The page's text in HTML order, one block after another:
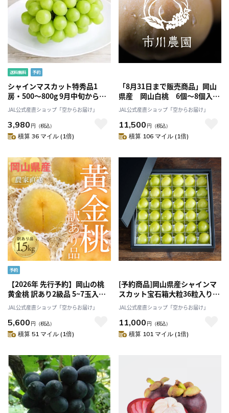
シャインマスカット特秀品1
房・500～800g 9月中旬から発
送 送料無料「アンスリーファ
ーム」
JAL公式産直ショップ「空からお届け」
3,980 円 （税込）
積算 36 マイル (1倍)
「8月31日まで販売商品」岡山
県産 岡山白桃 6個～8個入
り 2ｋｇ白鳳、白麗等旬の品
種をお届け 市川農園
JAL公式産直ショップ「空からお届け」
11,500 円 （税込）
積算 106 マイル (1倍)
【2026年 先行予約】岡山の桃
黄金桃 訳あり2級品 5~7玉入り
約1.5kg［MIKI’S ORCHARD］
JAL公式産直ショップ「空からお届け」
5,600 円 （税込）
積算 51 マイル (1倍)
[予約商品]岡山県産シャインマ
スカット宝石箱大粒36粒入り送
料無料 9月以降発送 [悠建商
事株式会社]
JAL公式産直ショップ「空からお届け」
11,000 円 （税込）
積算 101 マイル (1倍)